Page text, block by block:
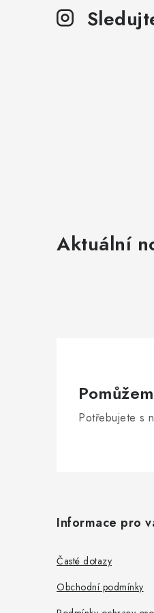
Aktuální
Potřebujete s
Informace pro
Časté dotazy
Obchodní podmínky